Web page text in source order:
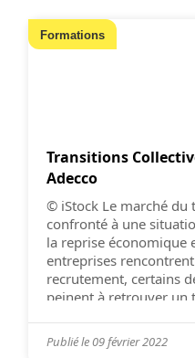
Formations
Transitions
Adecco
© iStock Le marché du
confronté à une
la reprise économique
entreprises
recrutement, certains
peinent à retrouver un
favoriser l’accès à
Publié le09 février 2022